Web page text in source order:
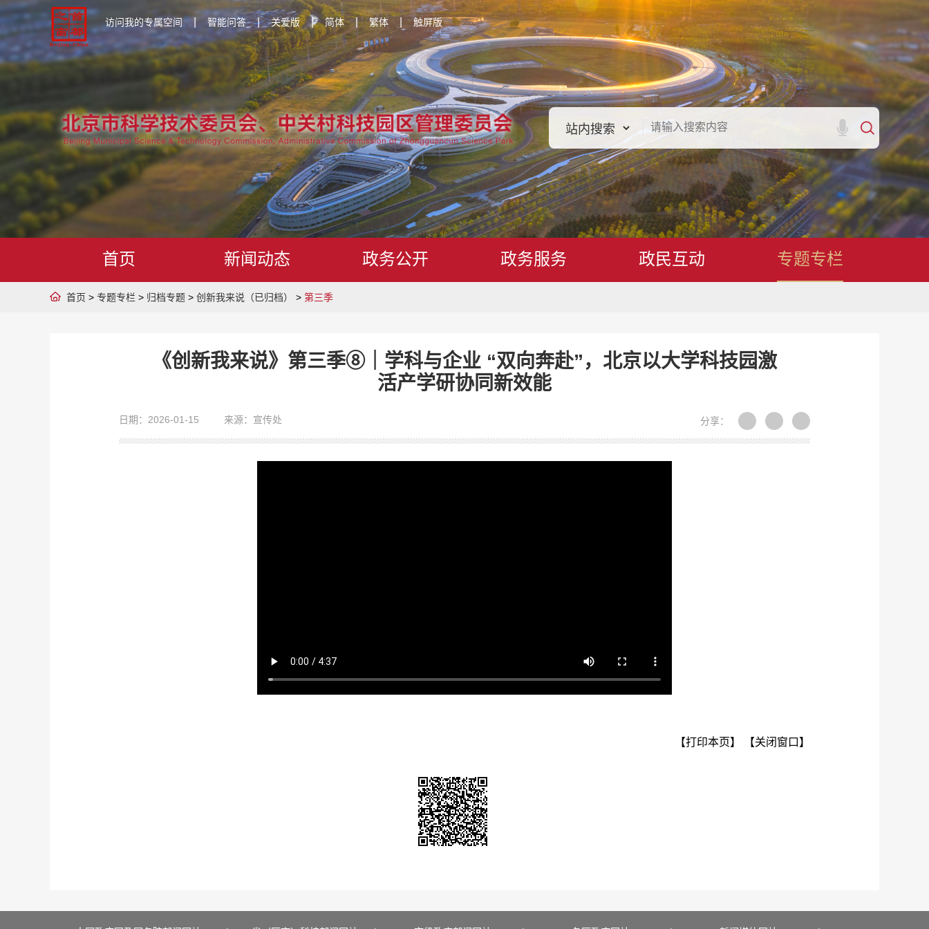
访问我的专属空间 智能问答 | 关爱版 | 简体 | 繁体 触屏版
首页 新闻动态 政务公开 政务服务 政民互动 专题专栏
首页 > 专题专栏 > 归档专题 > 创新我来说（已归档） > 第三季
《创新我来说》第三季⑧｜学科与企业 “双向奔赴”，北京以大学科技园激
活产学研协同新效能
日期：2026-01-15 来源：宣传处 分享：
【打印本页】 【关闭窗口】